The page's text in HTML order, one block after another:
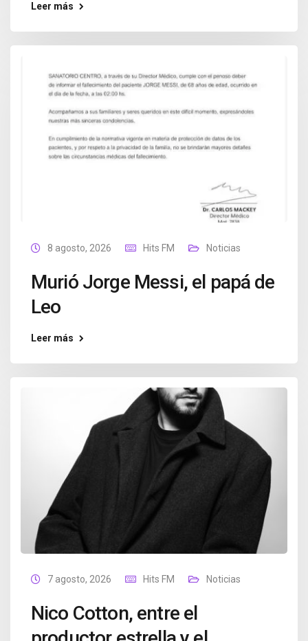
Leer más
8 agosto, 2026 Hits FM Noticias
Murió Jorge Messi, el papá de
Leo
Leer más
7 agosto, 2026 Hits FM Noticias
Nico Cotton, entre el